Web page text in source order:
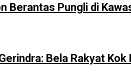
Pungli di
Bela Rakyat